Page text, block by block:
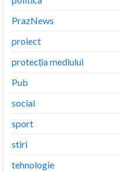
PrazNews
proiect
protecția mediului
Pub
social
sport
stiri
tehnologie